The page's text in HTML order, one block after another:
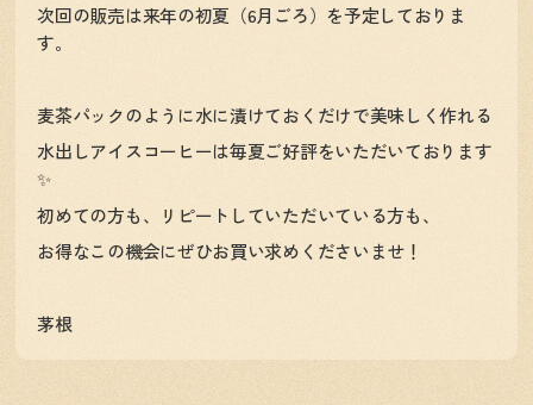
次回の販売は来年の初夏（6月ごろ）を予定しておりま
す。
麦茶パックのように水に漬けておくだけで美味しく作れる
水出しアイスコーヒーは毎夏ご好評をいただいております
✨
初めての方も、リピートしていただいている方も、
お得なこの機会にぜひお買い求めくださいませ！
茅根